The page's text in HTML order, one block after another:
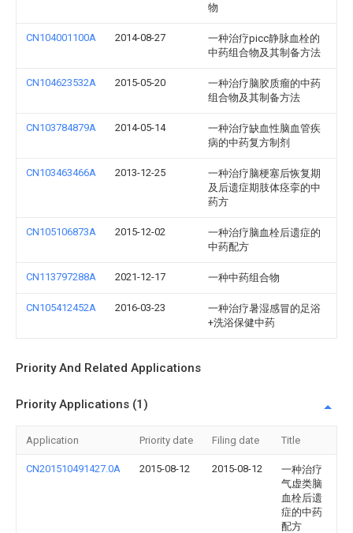
物
CN104001100A 2014-08-27
一种治疗picc静脉血栓的
中药组合物及其制备方法
CN104623532A 2015-05-20
一种治疗脑胶质瘤的中药
组合物及其制备方法
CN103784879A 2014-05-14
一种治疗缺血性脑血管疾
病的中药复方制剂
CN103463466A 2013-12-25
一种治疗脑梗塞后恢复期
及后遗症期肢体痉挛的中
药方
CN105106873A 2015-12-02
一种治疗脑血栓后遗症的
中药配方
CN113797288A 2021-12-17 一种中药组合物
CN105412452A 2016-03-23
一种治疗暑湿感冒的足浴
+洗浴保健中药
Priority And Related Applications
Priority Applications (1)
Application Priority date Filing date Title
CN201510491427.0A 2015-08-12 2015-08-12
一种治疗
气虚类脑
血栓后遗
症的中药
配方